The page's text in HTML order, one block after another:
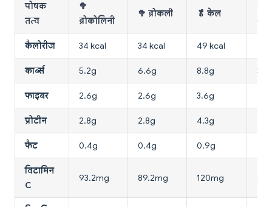
पोषक
तत्व
🥦
ब्रोकोलिनी
🥦 ब्रोकली 🥬 केल
🫛
कैलोरीज 34 kcal 34 kcal 49 kcal
कार्ब्स 5.2g 6.6g 8.8g
फाइबर 2.6g 2.6g 3.6g
प्रोटीन 2.8g 2.8g 4.3g
फैट 0.4g 0.4g 0.9g
विटामिन
C
93.2mg 89.2mg 120mg